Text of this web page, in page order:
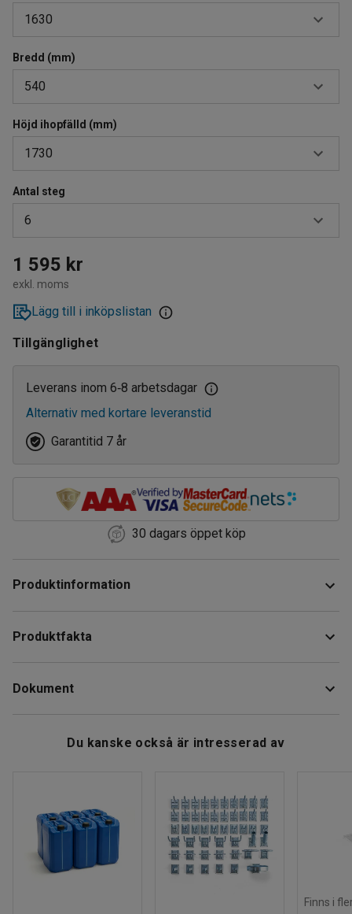
1630
1140
1400
1630
1880
2150
2700
3670
Bredd (mm)
540
470
510
540
570
670
740
800
Höjd ihopfälld (mm)
1730
1190
1470
1730
2000
2270
2820
3360
3920
Antal steg
6
4
5
6
8
10
12
1 595 kr
exkl. moms
Lägg till i inköpslistan
Tillgänglighet
Leverans inom 6‑8 arbetsdagar
Alternativ med kortare leveranstid
Garantitid 7 år
30 dagars öppet köp
Produktinformation
arbetsstege. Alla steg är räfflade och försedda med halkfri
De starka PP-banden håller ut stegen och gör att den står
praktiska hinkkrokar av stål.
Produktfakta
Bredd: 540
Antal steg: 6
Dokument
Du kanske också är intresserad av
Finns i